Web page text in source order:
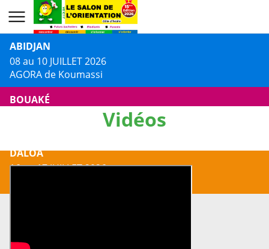
ABIDJAN
08 au 10 JUILLET 2026
AGORA de Koumassi
BOUAKÉ
13 au 14 JUILLET 2026
Centre Culturel Jacques AKA
DALOA
16 au 17 JUILLET 2026
Vidéos